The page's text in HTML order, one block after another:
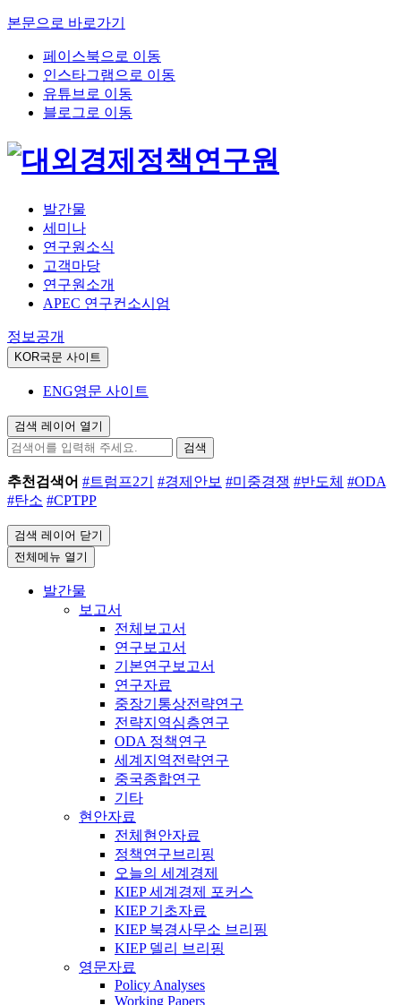
본문으로 바로가기
페이스북으로 이동
인스타그램으로 이동
유튜브로 이동
블로그로 이동
발간물
세미나
연구원소식
고객마당
연구원소개
APEC 연구컨소시엄
정보공개
KOR국문 사이트
ENG영문 사이트
검색 레이어 열기
검색
추천검색어 #트럼프2기 #경제안보 #미중경쟁 #반도체 #ODA
#탄소 #CPTPP
검색 레이어 닫기
전체메뉴 열기
발간물
보고서
전체보고서
연구보고서
기본연구보고서
연구자료
중장기통상전략연구
전략지역심층연구
ODA 정책연구
세계지역전략연구
중국종합연구
기타
현안자료
전체현안자료
정책연구브리핑
오늘의 세계경제
KIEP 세계경제 포커스
KIEP 기초자료
KIEP 북경사무소 브리핑
KIEP 델리 브리핑
영문자료
Policy Analyses
Working Papers